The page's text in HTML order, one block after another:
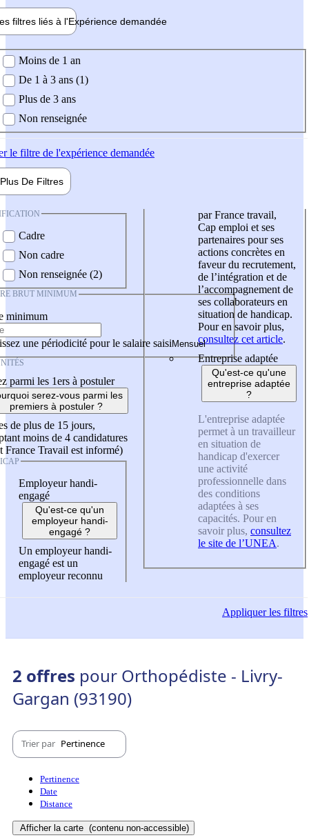
filtres liés à l'Expérience demandée
demandée
Moins de 1 an
De 1 à 3 ans (1)
Plus de 3 ans
Non renseignée
le filtre de l'expérience demandée
Plus De Filtres
Cadre
Non cadre
Non renseignée (2)
BRUT MINIMUM
minimum
une périodicité pour le salaire saisi
parmi les 1ers à postuler
serez-vous parmi les
premiers à postuler ?
de plus de 15 jours,
moins de 4 candidatures
France Travail est informé)
Employeur handi-
engagé
Qu'est-ce qu'un
employeur handi-
engagé ?
Un employeur handi-
engagé est un
employeur reconnu
par France travail,
Cap emploi et ses
partenaires pour ses
actions concrètes en
faveur du recrutement,
de l’intégration et de
l’accompagnement de
ses collaborateurs en
situation de handicap.
Pour en savoir plus,
consultez cet article.
Entreprise adaptée
Qu'est-ce qu'une
entreprise adaptée
?
L'entreprise adaptée
permet à un travailleur
en situation de
handicap d'exercer
une activité
professionnelle dans
des conditions
adaptées à ses
capacités. Pour en
savoir plus, consultez
le site de l’UNEA.
Appliquerles filtres
2 offres pour Orthopédiste - Livry-
Gargan (93190)
Trier par Pertinence
Pertinence
Date
Distance
Afficher la carte (contenu non-accessible)